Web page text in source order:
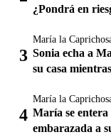
¿Pondrá en
María la
Sonia echa a
su casa
María la
María se
embarazada a